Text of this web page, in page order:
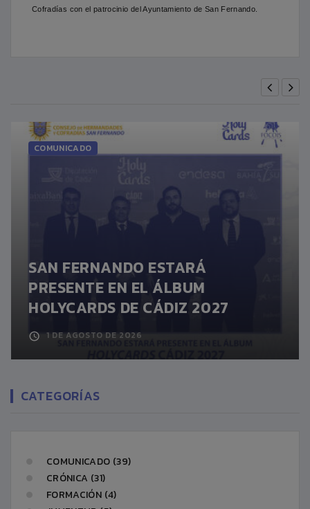
Cofradías con el patrocinio del Ayuntamiento de San Fernando.
COMUNICADO
SAN FERNANDO ESTARÁ
PRESENTE EN EL ÁLBUM
HOLYCARDS DE CÁDIZ 2027
1 DE AGOSTO DE 2026
CATEGORÍAS
COMUNICADO (39)
CRÓNICA (31)
FORMACIÓN (4)